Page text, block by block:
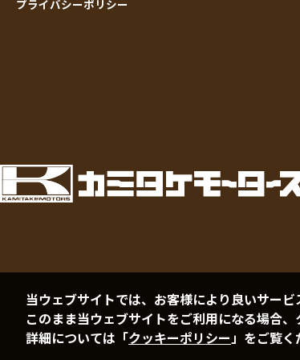
プライバシーポリシー
当ウェブサイトでは、お客様により良いサー
このまま当ウェブサイトをご利用になる場合
詳細については「クッキーポリシー」をご覧く